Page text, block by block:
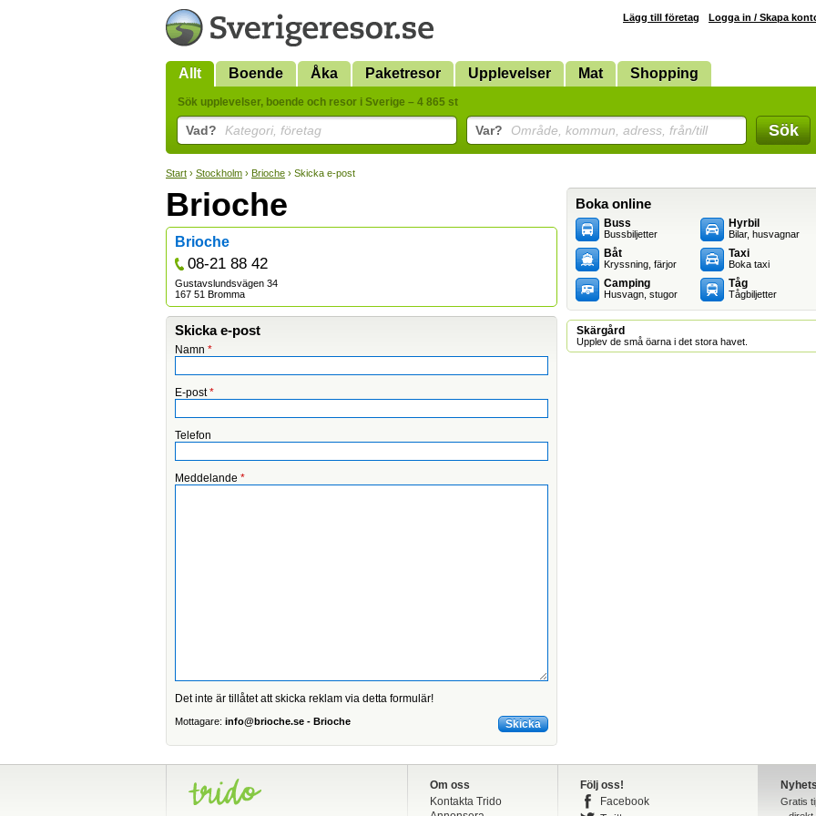
Lägg till företag Logga in / Skapa
Allt Boende Åka Paketresor Upplevelser Mat Shopping
Sök upplevelser, boende och resor i Sverige – 4 865 st
Vad? Kategori, företag Var? Område, kommun, adress, från/till Sök
Start › Stockholm › Brioche › Skicka e-post
Brioche
Brioche
08-21 88 42
Gustavslundsvägen 34
167 51 Bromma
Skicka e-post
Namn *
E-post*
Telefon
Meddelande *
Det inte är tillåtet att skicka reklam via detta formulär!
Mottagare: info@brioche.se - Brioche
Boka online
Buss
Bussbiljetter
Båt
Kryssning, färjor
Camping
Husvagn, stugor
Hyrbil
Bilar, husvagnar
Taxi
Boka taxi
Tåg
Tågbiljetter
Skärgård
Upplev de små öarna i det stora havet.
Om oss
Kontakta Trido
Följ oss!
Facebook
Gratis